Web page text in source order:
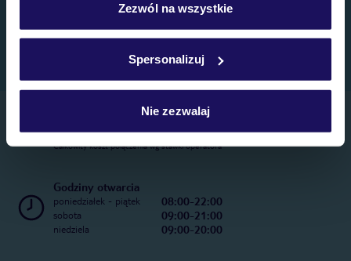
Szczegółowe informacje o plikach cookie znajdziesz
Zezwól na wszystkie
Spersonalizuj
Nie zezwalaj
Telefoniczne Centrum Rezerwacji
22 270 31 20
Całkowity koszt połączenia wg stawki operatora
Godziny otwarcia
poniedziałek - piątek 08:00-22:00
sobota 09:00-21:00
niedziela 09:00-20:00